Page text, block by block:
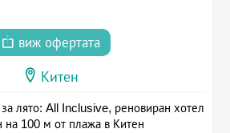
виж офертата
Китен
лято: All Inclusive, реновиран хотел
на 100 м от плажа в Китен